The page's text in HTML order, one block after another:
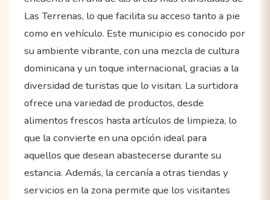
Las Terrenas, lo que facilita su acceso tanto a pie
como en vehículo. Este municipio es conocido por
su ambiente vibrante, con una mezcla de cultura
dominicana y un toque internacional, gracias a la
diversidad de turistas que lo visitan. La surtidora
ofrece una variedad de productos, desde
alimentos frescos hasta artículos de limpieza, lo
que la convierte en una opción ideal para
aquellos que desean abastecerse durante su
estancia. Además, la cercanía a otras tiendas y
servicios en la zona permite que los visitantes